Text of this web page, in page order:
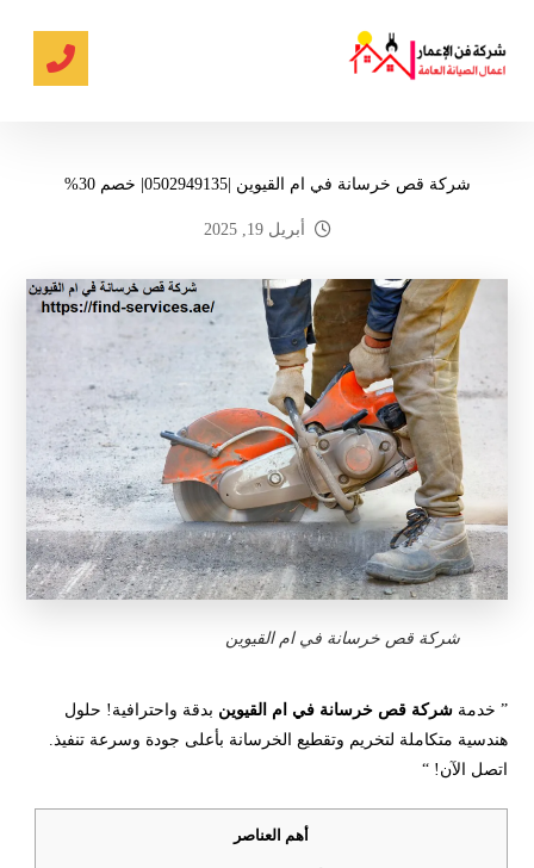
شركة قص خرسانة في ام القيوين |0502949135| خصم 30%
أبريل 19, 2025
شركة قص خرسانة في ام القيوين
” خدمةشركة قص خرسانة في ام القيوين بدقة واحترافية! حلول
هندسية متكاملة لتخريم وتقطيع الخرسانة بأعلى جودة وسرعة تنفيذ.
اتصل الآن! “
أهم العناصر